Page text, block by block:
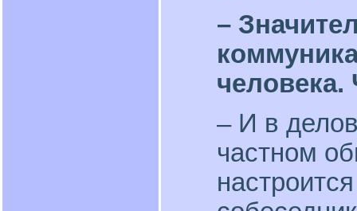
–
человека.
– И в
частном